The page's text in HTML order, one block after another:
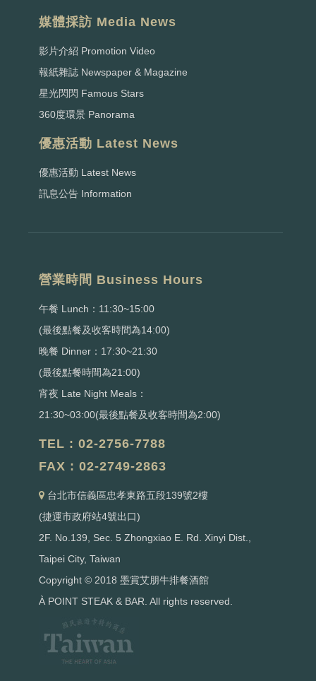
媒體採訪 Media News
影片介紹 Promotion Video
報紙雜誌 Newspaper & Magazine
星光閃閃 Famous Stars
360度環景 Panorama
優惠活動 Latest News
優惠活動 Latest News
訊息公告 Information
營業時間 Business Hours
午餐 Lunch：11:30~15:00
(最後點餐及收客時間為14:00)
晚餐 Dinner：17:30~21:30
(最後點餐時間為21:00)
宵夜 Late Night Meals：
21:30~03:00(最後點餐及收客時間為2:00)
TEL : 02-2756-7788
FAX : 02-2749-2863
台北市信義區忠孝東路五段139號2樓
(捷運市政府站4號出口)
2F. No.139, Sec. 5 Zhongxiao E. Rd. Xinyi Dist.,
Taipei City, Taiwan
Copyright © 2018 墨賞艾朋牛排餐酒館
À POINT STEAK & BAR. All rights reserved.